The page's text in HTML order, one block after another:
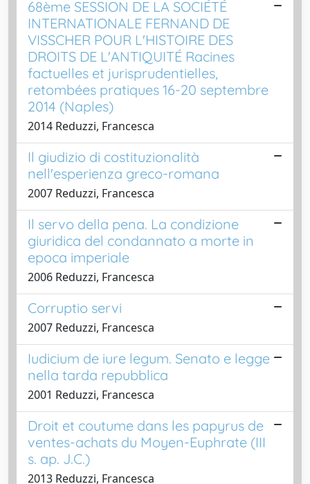
68ème SESSION DE LA SOCIÉTÉ
INTERNATIONALE FERNAND DE
VISSCHER POUR L'HISTOIRE DES
DROITS DE L'ANTIQUITÉ Racines
factuelles et jurisprudentielles,
retombées pratiques 16-20 septembre
2014 (Naples)
2014 Reduzzi, Francesca
Il giudizio di costituzionalità
nell'esperienza greco-romana
2007 Reduzzi, Francesca
Il servo della pena. La condizione
giuridica del condannato a morte in
epoca imperiale
2006 Reduzzi, Francesca
Corruptio servi
2007 Reduzzi, Francesca
Iudicium de iure legum. Senato e legge
nella tarda repubblica
2001 Reduzzi, Francesca
Droit et coutume dans les papyrus de
ventes-achats du Moyen-Euphrate (III
s. ap. J.C.)
2013 Reduzzi, Francesca